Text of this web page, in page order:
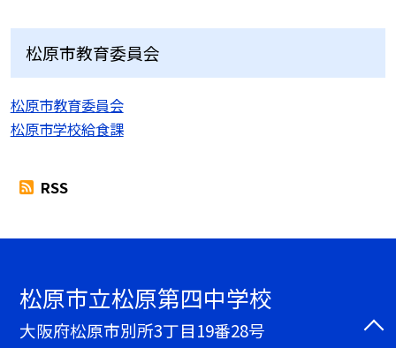
松原市教育委員会
松原市教育委員会
松原市学校給食課
RSS
松原市立松原第四中学校
大阪府松原市別所3丁目19番28号